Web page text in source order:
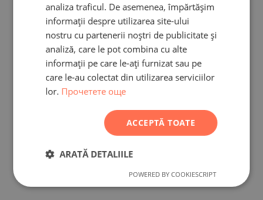
FRENCH
POLISH
ROMANIAN
CZECH
analiza traficul. De asemenea, împărtășim
informații despre utilizarea site-ului
nostru cu partenerii noștri de publicitate și
analiză, care le pot combina cu alte
informații pe care le-ați furnizat sau pe
care le-au colectat din utilizarea serviciilor
lor. Прочетете още
ACCEPTĂ TOATE
ARATĂ DETALIILE
POWERED BY COOKIESCRIPT